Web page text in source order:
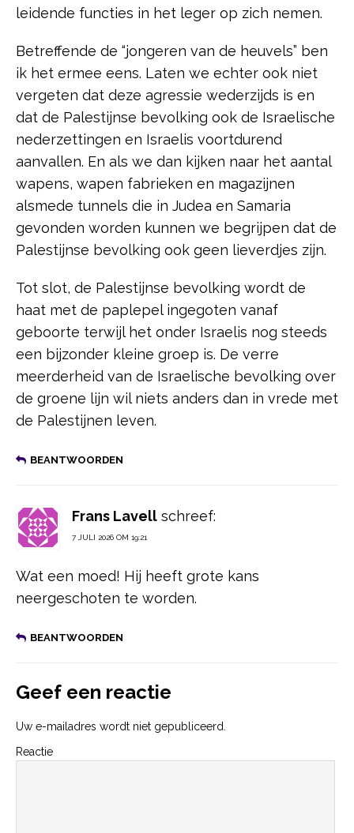
leidende functies in het leger op zich nemen.
Betreffende de “jongeren van de heuvels” ben
ik het ermee eens. Laten we echter ook niet
vergeten dat deze agressie wederzijds is en
dat de Palestijnse bevolking ook de Israelische
nederzettingen en Israelis voortdurend
aanvallen. En als we dan kijken naar het aantal
wapens, wapen fabrieken en magazijnen
alsmede tunnels die in Judea en Samaria
gevonden worden kunnen we begrijpen dat de
Palestijnse bevolking ook geen lieverdjes zijn.
Tot slot, de Palestijnse bevolking wordt de
haat met de paplepel ingegoten vanaf
geboorte terwijl het onder Israelis nog steeds
een bijzonder kleine groep is. De verre
meerderheid van de Israelische bevolking over
de groene lijn wil niets anders dan in vrede met
de Palestijnen leven.
BEANTWOORDEN
Frans Lavell schreef:
7 JULI 2026 OM 19:21
Wat een moed! Hij heeft grote kans
neergeschoten te worden.
BEANTWOORDEN
Geef een reactie
Uw e-mailadres wordt niet gepubliceerd.
Reactie